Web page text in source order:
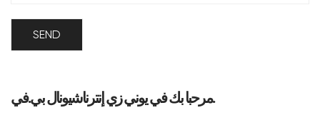
مرحبا بك في يوني زي إنترناشيونال بي.في.